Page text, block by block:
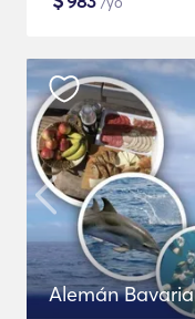
Alemán Bavaria